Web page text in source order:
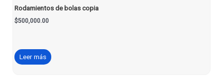
Rodamientos de bolas copia
$500,000.00
Leer más